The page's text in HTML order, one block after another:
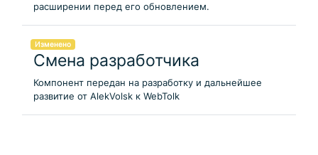
расширении перед его обновлением.
Изменено
Смена разработчика
Компонент передан на разработку и дальнейшее
развитие от AlekVolsk к WebTolk